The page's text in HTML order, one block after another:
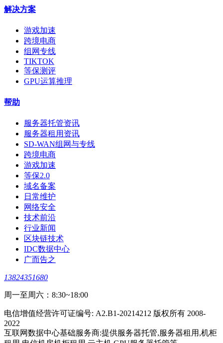
解决方案
游戏加速
跨境电商
组网专线
TIKTOK
等保测评
GPU运算推理
帮助
服务器托管资讯
服务器租用资讯
SD-WAN组网与专线
跨境电商
游戏加速
等保2.0
域名备案
日常维护
网络安全
技术前沿
行业新闻
区块链技术
IDC数据中心
广而告之
13824351680
周一至周六：8:30~18:00
电信增值经营许可证编号: A2.B1-20214212 版权所有 2008-
2022
互联网数据中心基础服务商:提供服务器托管,服务器租用,机柜